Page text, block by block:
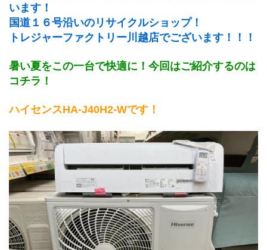
います！
国道１６号沿いのリサイクルショップ！
トレジャーファクトリー川越店でございます！！！
暑い夏をこの一台で快適に！今回はご紹介するのは
コチラ！
ハイセンスHA-J40H2-Wです！